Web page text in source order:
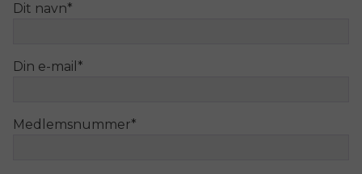
Dit navn*
Din e-mail *
Medlemsnummer*